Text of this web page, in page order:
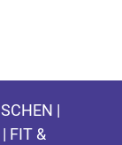
|
FIT &